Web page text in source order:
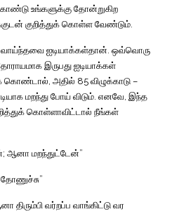
உங்களுக்கு தோன்றுகிற
குறித்துக் கொள்ள வேண்டும்.
வாய்ந்தவை ஐடியாக்கள்தான். ஒவ்வொரு
இருபது ஐடியாக்கள்
கொண்டால், அதில் 85 விழுக்காடு –
மறந்து போய் விடும். எனவே, இந்த
கொள்ளாவிட்டால் நீங்கள்
ஆனா மறந்துட்டேன்”
வர்றப்ப வாங்கிட்டு வர